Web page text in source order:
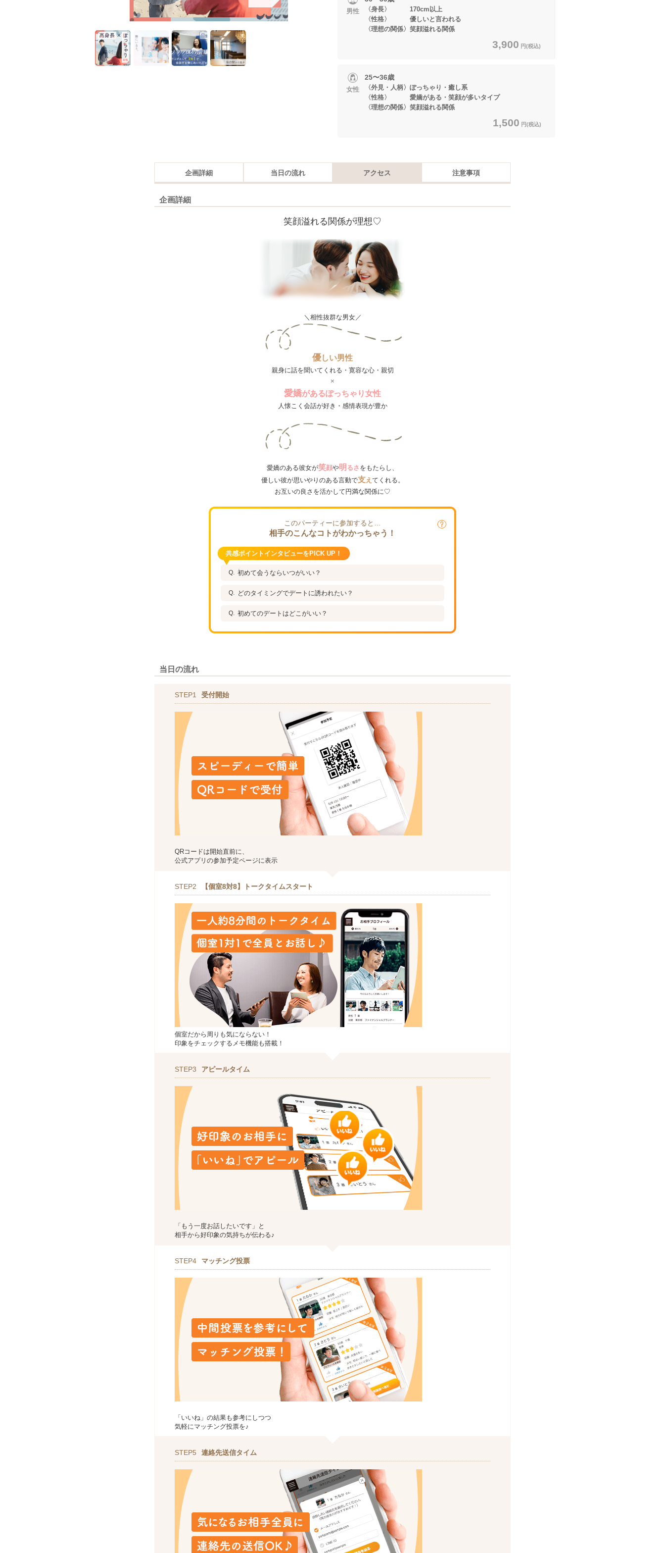
男性
〈身長〉 170cm以上
〈性格〉 優しいと言われる
〈理想の関係〉笑顔溢れる関係
3,900 円(税込)
女性
25〜36歳
〈外見・人柄〉ぽっちゃり・癒し系
〈性格〉 愛嬌がある・笑顔が多いタイプ
〈理想の関係〉笑顔溢れる関係
1,500 円(税込)
企画詳細 当日の流れ アクセス 注意事項
企画詳細
笑顔溢れる関係が理想♡
＼相性抜群な男女／
優 しい男性
親身に話を聞いてくれる・寛容な心・親切
×
愛嬌があるぽっちゃり女性
人懐こく会話が好き・感情表現が豊か
愛嬌のある彼女が笑顔や明 るさ をもたらし、
優しい彼が思いやりのある言動で支え てくれる。
お互いの良さを活かして円満な関係に♡
このパーティーに参加すると…
相手のこんなコトがわかっちゃう！
共感ポイントインタビューをPICK UP！
初めて会うならいつがいい？
どのタイミングでデートに誘われたい？
初めてのデートはどこがいい？
当日の流れ
STEP1 受付開始
QRコードは開始直前に、
公式アプリの参加予定ページに表示
STEP2 【個室8対8】トークタイムスタート
個室だから周りも気にならない！
印象をチェックするメモ機能も搭載！
STEP3 アピールタイム
「もう一度お話したいです」と
相手から好印象の気持ちが伝わる♪
STEP4 マッチング投票
「いいね」の結果も参考にしつつ
気軽にマッチング投票を♪
STEP5 連絡先送信タイム